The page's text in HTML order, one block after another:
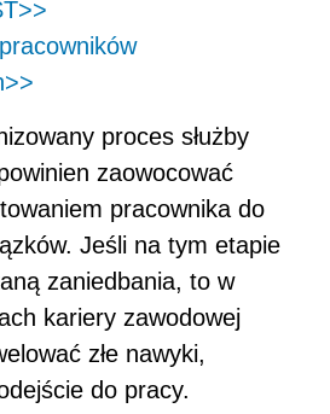
proces służby
zaowocować
pracownika do
Jeśli na tym etapie
zaniedbania, to w
kariery zawodowej
złe nawyki,
do pracy.